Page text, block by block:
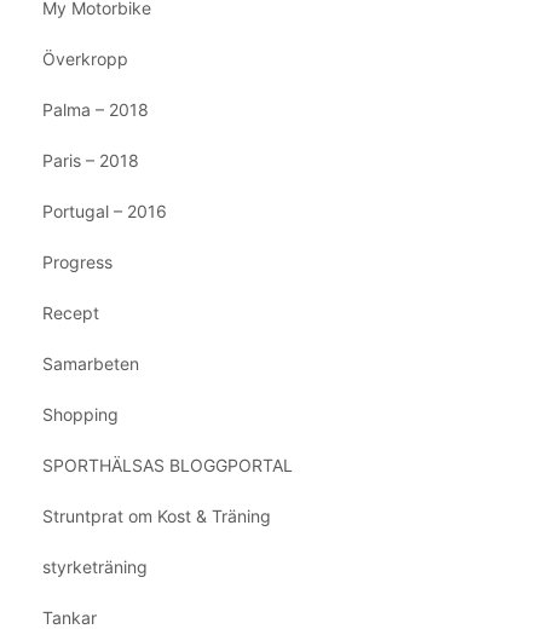
My Motorbike
Överkropp
Palma – 2018
Paris – 2018
Portugal – 2016
Progress
Recept
Samarbeten
Shopping
SPORTHÄLSAS BLOGGPORTAL
Struntprat om Kost & Träning
styrketräning
Tankar